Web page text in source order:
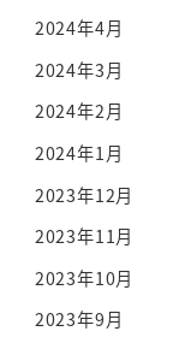
2024年4月
2024年3月
2024年2月
2024年1月
2023年12月
2023年11月
2023年10月
2023年9月